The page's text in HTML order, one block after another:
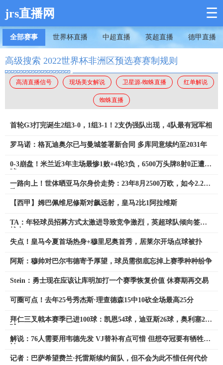
jrs直播网 ☰
全部赛事 世界杯直播 中超直播 英超直播 德甲直播
高级搜索 2022世界杯非洲区预选赛赛制规则
高清直播信号 现场美女解说 卫星源-蜘蛛直播 红单解说
蜘蛛直播
首轮G3打完诞生2组3-0，1组3-1！2支伪强队出现，4队最有冠军相
罗马诺：格瓦迪奥尔已与曼城签署新合同 多库同意续约至2031年
0-3崩盘！米兰近3年主场最惨1败+4轮3负，6500万头牌8射0正遭狂
一路向上！世体晒亚马尔身价走势：23年8月2500万欧，如今2.2亿
【西甲】姆巴佩维尼修斯对飙远射，皇马2比1阿拉维斯
TA：年轻球员招募方式太激进导致竞争激烈，英超球队倾向签即
失点！皇马今夏首场热身+穆里尼奥首秀，居莱尔开场点球被扑
阿斯：穆帅对巴尔韦德寄予厚望，球员需彻底忘掉上赛季种种纷争
Stein：勇士现在应该让库明加打一个赛季恢复价值 休赛期再交易
可圈可点！去年25号秀杰斯·理查德森15中10砍全场最高25分
拜仁三叉戟本赛季已进100球：凯恩54球，迪亚斯26球，奥利塞20
解说：76人需要用韦德先发 VJ替补有点可惜 但想夺冠要有牺牲精
记者：巴萨希望费兰·托雷斯续约留队，但不会为此不惜任何代价